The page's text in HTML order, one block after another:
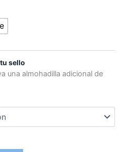
sello
una almohadilla adicional de